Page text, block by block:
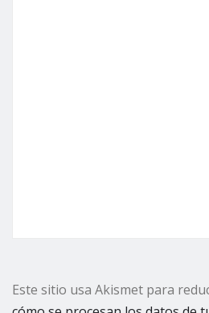
Este sitio usa Akismet para